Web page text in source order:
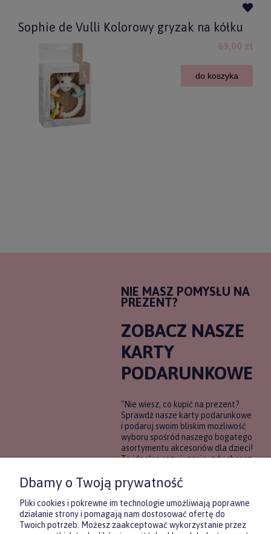
Sophie de Vulli Kolorowy gryzak na kółku
69,00 zł
do koszyka
NIE MASZ POMYSŁU NA
PREZENT?
ZOBACZ NASZE
KARTY
PODARUNKOWE
"Nie wiesz, co kupić na prezent?
Sprawdź nasze karty podarunkowe
i podaruj swoim bliskim możliwość
wyboru spośród naszego bogatego
asortymentu akcesoriów dla dzieci!
To idealne rozwiązanie, gdy chcesz
pewności, co będzie najbardziej
trafione.
DOWIEDZ SIĘ WIĘCEJ
Dbamy o Twoją prywatność
Pliki cookies i pokrewne im technologie umożliwiają poprawne
działanie strony i pomagają nam dostosować ofertę do
Twoich potrzeb. Możesz zaakceptować wykorzystanie przez